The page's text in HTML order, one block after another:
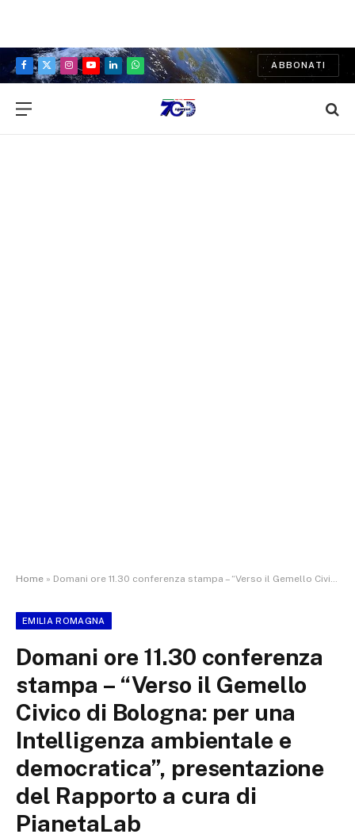
Facebook
X
Instagram
YouTubeLinkedInWhatsApp
ABBONATI
Home » Domani ore 11.30 conferenza stampa – “Verso il Gemello Civico di Bologna: per una Intelligenza ambientale e democratica”, presentazione del Rapporto a cura di PianetaLab
EMILIA ROMAGNA
Domani ore 11.30 conferenza
stampa – “Verso il Gemello
Civico di Bologna: per una
Intelligenza ambientale e
democratica”, presentazione
del Rapporto a cura di
PianetaLab